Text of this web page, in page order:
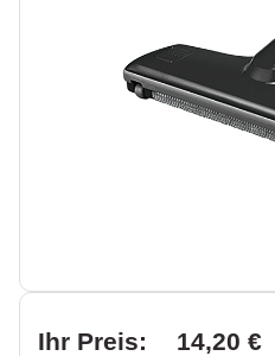
Ihr Preis: 14,20 €